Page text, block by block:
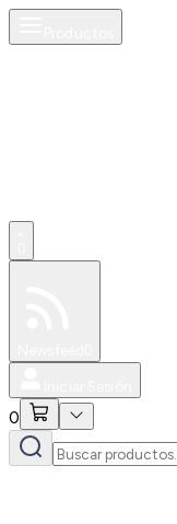
0